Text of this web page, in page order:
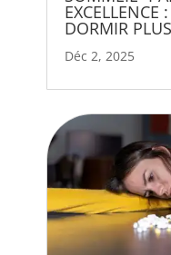
EXCELLENCE
DORMIR
Déc 2, 2025